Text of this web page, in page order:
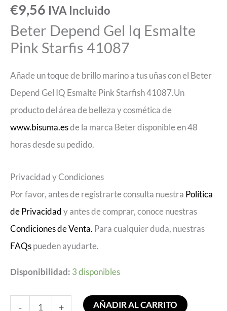
€9,56 IVA Incluido
Beter Depend Gel Iq Esmalte
Pink Starfis 41087
Añade un toque de brillo marino a tus uñas con el Beter
Depend Gel IQ Esmalte Pink Starfish 41087.Un
producto del área de belleza y cosmética de
www.bisuma.esde la marca Beter disponible en 48
horas desde su pedido.
Privacidad y Condiciones
Por favor, antes de registrarte consulta nuestra Política
de Privacidady antes de comprar, conoce nuestras
Condiciones de Venta. Para cualquier duda, nuestras
FAQspueden ayudarte.
Disponibilidad: 3 disponibles
- + AÑADIR AL CARRITO